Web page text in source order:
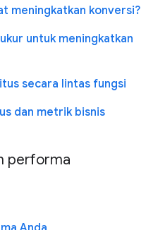
meningkatkan konversi?
untuk meningkatkan
secara lintas fungsi
dan metrik bisnis
performa